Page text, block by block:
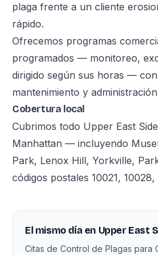
plaga frente a un cliente
rápido.
Ofrecemos programas
programados — monitoreo,
dirigido según sus horas —
mantenimiento y
Cobertura local
Cubrimos todo Upper East
Manhattan — incluyendo
Park, Lenox Hill, Yorkville,
códigos postales 10021,
El mismo día en Upper East
Citas de Control de Plagas para